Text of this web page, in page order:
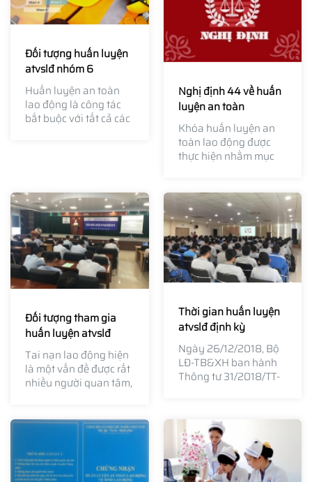
Đối tượng huấn luyện
atvslđ nhóm 6
Huấn luyện an toàn
lao động là công tác
bắt buộc với tất cả các
Nghị định 44 về huấn
luyện an toàn
Khóa huấn luyện an
toàn lao động được
thực hiện nhằm mục
động.
Đối tượng tham gia
huấn luyện atvslđ
Tai nạn lao động hiện
là một vấn đề được rất
nhiều người quan tâm,
phát triển của đất
Thời gian huấn luyện
atvslđ định kỳ
Ngày 26/12/2018, Bộ
LĐ-TB&XH ban hành
Thông tư 31/2018/TT-
luyện an toàn, vệ sinh
lao động (ATVSLĐ).